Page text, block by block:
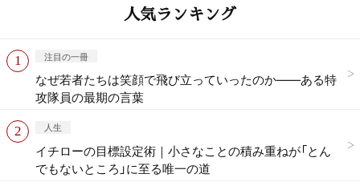
人気ランキング
注目の一冊
なぜ若者たちは笑顔で飛び立っていったのか——ある特
攻隊員の最期の言葉
人生
イチローの目標設定術｜小さなことの積み重ねが「とん
でもないところ」に至る唯一の道